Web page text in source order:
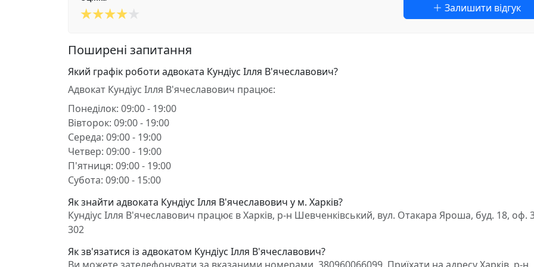
Залишити відгук
Поширені запитання
Який графік роботи адвоката Кундіус Ілля В'ячеславович?
Адвокат Кундіус Ілля В'ячеславович працює:
Понеділок: 09:00 - 19:00
Вівторок: 09:00 - 19:00
Середа: 09:00 - 19:00
Четвер: 09:00 - 19:00
П'ятниця: 09:00 - 19:00
Субота: 09:00 - 15:00
Як знайти адвоката Кундіус Ілля В'ячеславович у м. Харків?
Кундіус Ілля В'ячеславович працює в Харків, р-н Шевченківський, вул. Отакара Яроша, буд. 18, оф.
302
Як зв'язатися із адвокатом Кундіус Ілля В'ячеславович?